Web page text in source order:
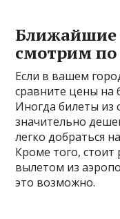
Ближайшие
смотрим
Если в вашем
сравните цены на
Иногда билеты из
значительно
легко добраться
Кроме того, стоит
вылетом из
это возможно.